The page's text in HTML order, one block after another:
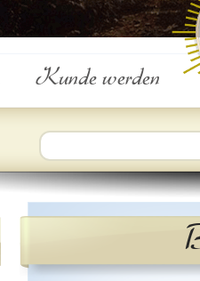
Kunde werden